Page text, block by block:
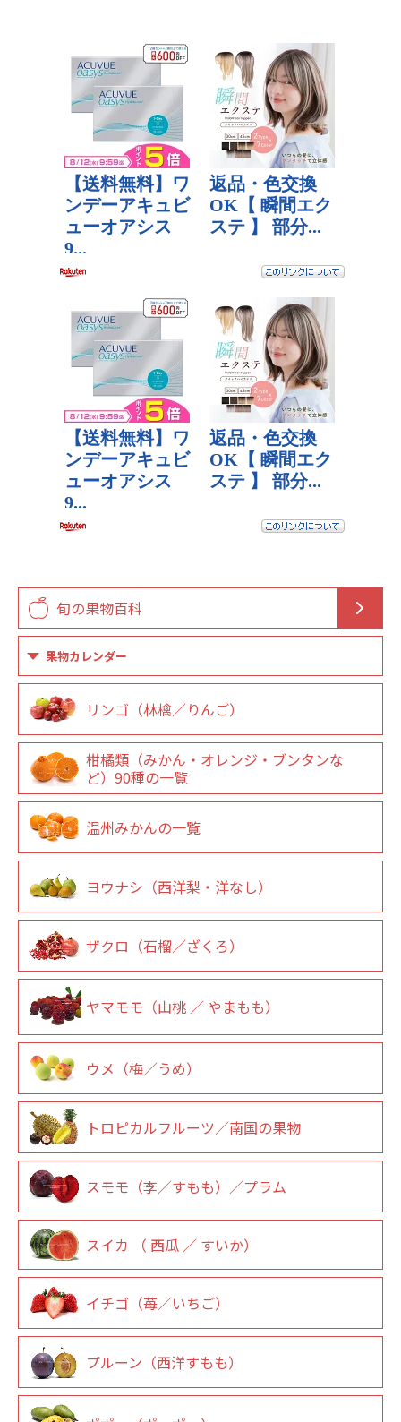
旬の果物百科
果物カレンダー
リンゴ（林檎／りんご）
柑橘類（みかん・オレンジ・ブンタンな
ど）90種の一覧
温州みかんの一覧
ヨウナシ（西洋梨・洋なし）
ザクロ（石榴／ざくろ）
ヤマモモ（山桃 ／ やまもも）
ウメ（梅／うめ）
トロピカルフルーツ／南国の果物
スモモ（李／すもも）／プラム
スイカ （ 西瓜 ／ すいか）
イチゴ（苺／いちご）
プルーン（西洋すもも）